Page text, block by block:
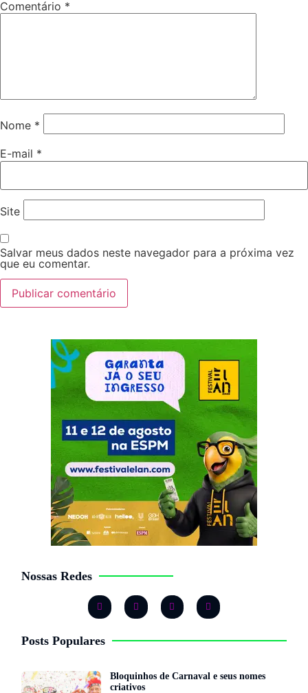
Comentário *
Nome *
E-mail *
Site
Salvar meus dados neste navegador para a próxima vez
que eu comentar.
Nossas Redes
Posts Populares
Bloquinhos de Carnaval e seus nomes
criativos